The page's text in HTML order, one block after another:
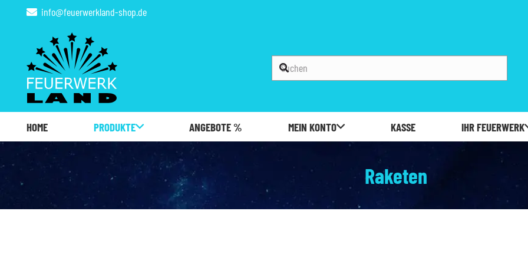
info@feuerwerkland-shop.de
HOME PRODUKTE ANGEBOTE % MEIN KONTO KASSE IHR FEUERWERK
Raketen